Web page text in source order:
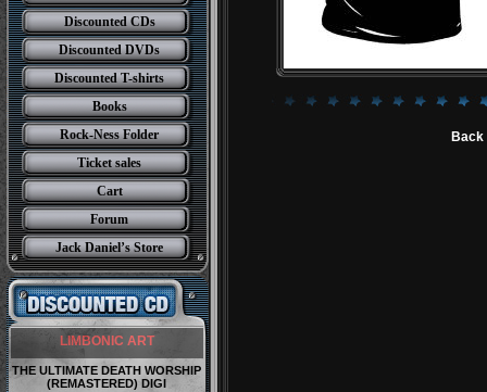
Discounted CDs
Discounted DVDs
Discounted T-shirts
Books
Rock-Ness Folder
Ticket sales
Cart
Forum
Jack Daniel’s Store
LIMBONIC ART
THE ULTIMATE DEATH WORSHIP
(REMASTERED) DIGI
Back